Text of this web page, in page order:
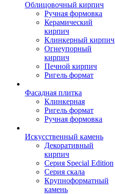
Облицовочный кирпич
Ручная формовка
Керамический
кирпич
Клинкерный кирпич
Огнеупорный
кирпич
Печной кирпич
Ригель формат
Фасадная плитка
Клинкерная
Ригель формат
Ручная формовка
Искусственный камень
Декоративный
кирпич
Серия Special Edition
Серия скала
Крупноформатный
камень